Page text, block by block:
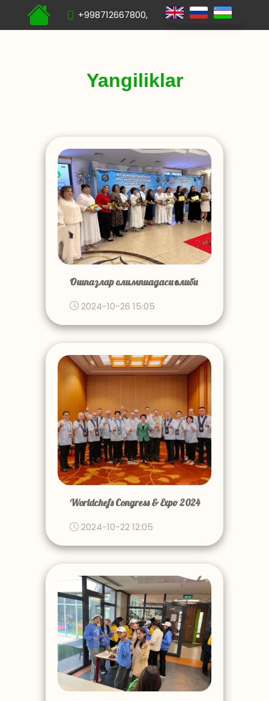
+998712667800,
Yangiliklar
Ошпазлар олимпиадаси ғолиби
2024-10-26 15:05
Worldchefs Congress & Expo 2024
2024-10-22 12:05